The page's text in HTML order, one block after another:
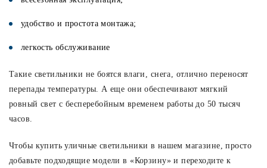
удобство и простота монтажа;
легкость обслуживание
Такие светильники не боятся влаги, снега, отлично переносят
перепады температуры. А еще они обеспечивают мягкий
ровный свет с бесперебойным временем работы до 50 тысяч
часов.
Чтобы купить уличные светильники в нашем магазине, просто
добавьте подходящие модели в «Корзину» и переходите к